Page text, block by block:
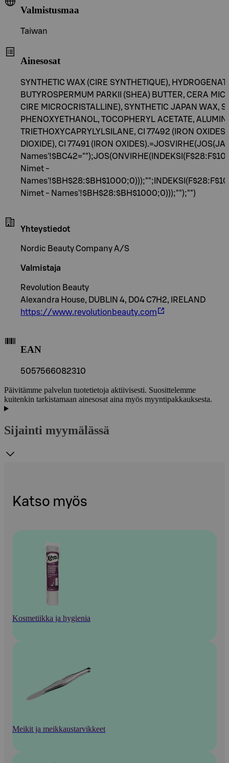
Valmistusmaa
Taiwan
Ainesosat
SYNTHETIC WAX (CIRE SYNTHETIQUE),
BUTYROSPERMUM PARKII (SHEA) BUTTER, CERA
CIRE MICROCRISTALLINE), SYNTHETIC JAPAN WAX,
PHENOXYETHANOL, TOCOPHERYL ACETATE,
TRIETHOXYCAPRYLYLSILANE, CI 77492 (IRON
DIOXIDE), CI 77491 (IRON
Nimet -
Nimet - Names'!$BH$28:$BH$1000;0)));"");"")
Yhteystiedot
Nordic Beauty Company A/S
Valmistaja
Revolution Beauty
Alexandra House, DUBLIN 4, D04 C7H2, IRELAND
https://www.revolutionbeauty.com
EAN
5057566082310
Päivitämme palvelun tuotetietoja aktiivisesti. Suosittelemme
kuitenkin tarkistamaan ainesosat aina myös myyntipakkauksesta.
Sijainti myymälässä
Katso myös
Kosmetiikka ja hygienia
Meikit ja meikkaustarvikkeet